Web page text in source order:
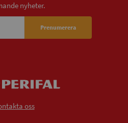
nyheter.
Prenumerera
oss